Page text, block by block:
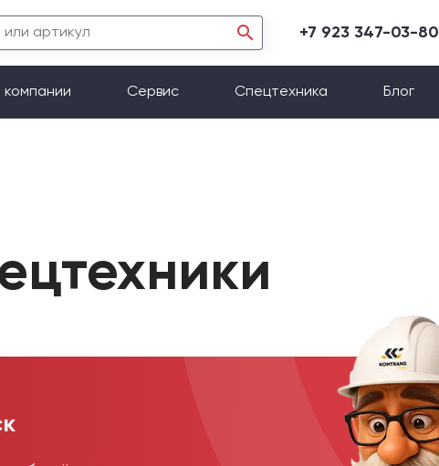
+7 923 347-03-80
компании Сервис Спецтехника Блог